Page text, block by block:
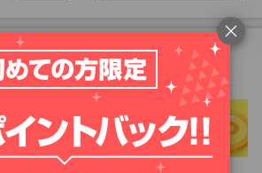
ャンペーン